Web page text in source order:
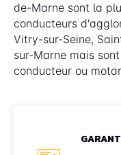
de-Marne sont la
conducteurs
Vitry-sur-Seine,
sur-Marne mais
conducteur ou